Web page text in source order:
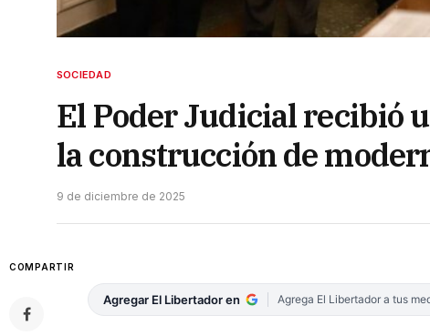
SOCIEDAD
El Poder Judicial recibió
la construcción de
9 de diciembre de 2025
COMPARTIR
Agregar El Libertador en Agrega El Libertador a tus